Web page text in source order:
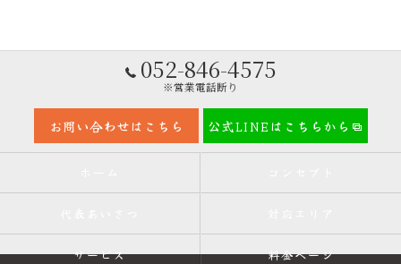
052-846-4575
※営業電話断り
お問い合わせはこちら 公式LINEはこちらから
サービス 料金ページ